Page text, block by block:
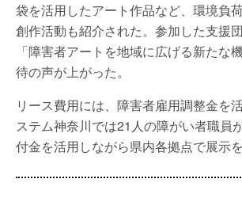
袋を活用したアート作品など、環境負
創作活動も紹介された。参加した支援
「障害者アートを地域に広げる新たな
待の声が上がった。
リース費用には、障害者雇用調整金を
ステム神奈川では21人の障がい者職員
付金を活用しながら県内各拠点で展示を